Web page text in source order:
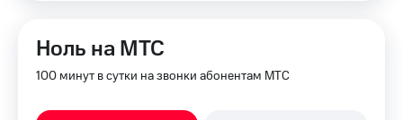
Ноль на МТС
100 минут в сутки на звонки абонентам МТС